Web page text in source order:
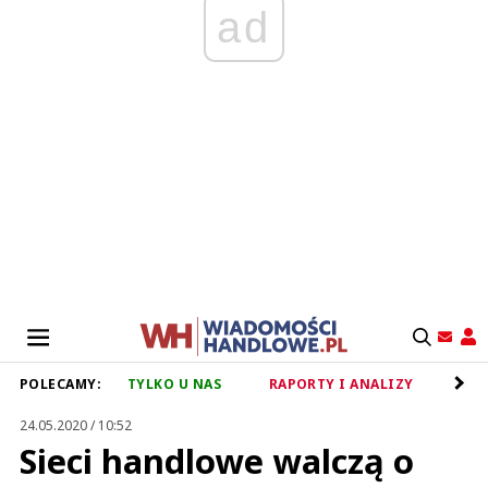
ad
POLECAMY: TYLKO U NAS RAPORTY I ANALIZY
24.05.2020 / 10:52
Sieci handlowe walczą o